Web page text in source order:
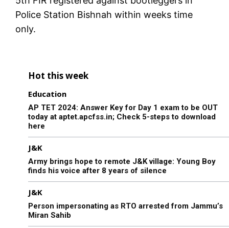
Police Station Bishnah within weeks time
only.
Hot this week
Education
AP TET 2024: Answer Key for Day 1 exam to be OUT
today at aptet.apcfss.in; Check 5-steps to download
here
J&K
Army brings hope to remote J&K village: Young Boy
finds his voice after 8 years of silence
J&K
Person impersonating as RTO arrested from Jammu’s
Miran Sahib